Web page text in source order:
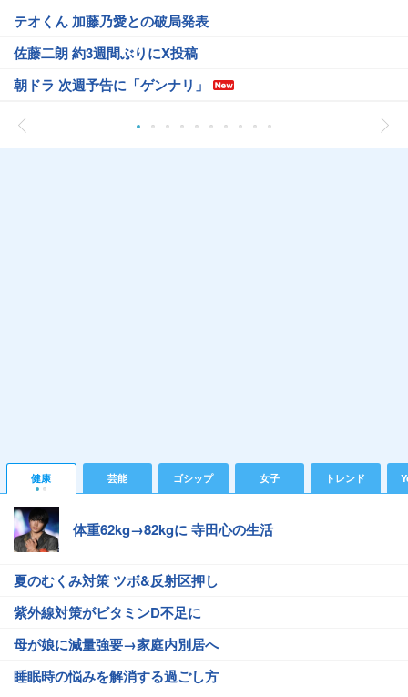
テオくん 加藤乃愛との破局発表
佐藤二朗 約3週間ぶりにX投稿
朝ドラ 次週予告に「ゲンナリ」
健康 芸能 ゴシップ 女子 トレンド
体重62kg→82kgに 寺田心の生活
夏のむくみ対策 ツボ&反射区押し
紫外線対策がビタミンD不足に
母が娘に減量強要→家庭内別居へ
睡眠時の悩みを解消する過ごし方